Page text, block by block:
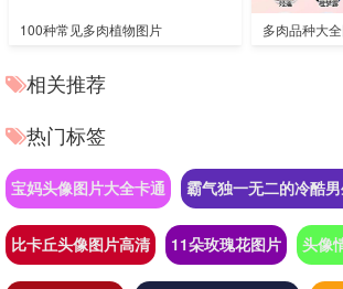
100种常见多肉植物图片 多肉品种大
相关推荐
热门标签
宝妈头像图片大全卡通 霸气独一无二的冷酷
比卡丘头像图片高清 11朵玫瑰花图片 头像